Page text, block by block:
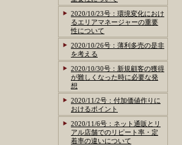
2020/10/23号：環境変化におけ
るエリアマネージャーの重要
性について
2020/10/26号：薄利多売の是非
を考える
2020/10/30号：新規顧客の獲得
が難しくなった時に必要な発
想
2020/11/2号：付加価値作りに
おけるポイント
2020/11/6号：ネット通販とリ
アル店舗でのリピート率・定
着率の違いについて